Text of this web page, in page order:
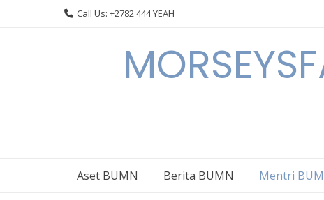
Call Us: +2782 444 YEAH
Aset BUMN Berita BUMN Mentri